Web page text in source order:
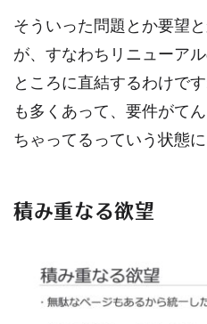
そういった問題とか要望
が、すなわちリニューア
ところに直結するわけで
も多くあって、要件がて
ちゃってるっていう状態
積み重なる欲望